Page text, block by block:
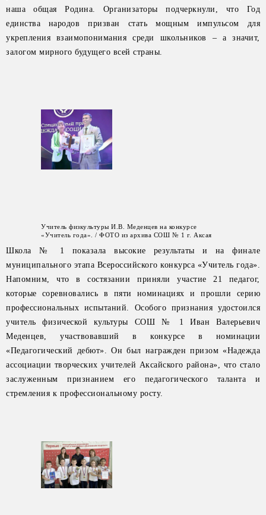
наша общая Родина. Организаторы подчеркнули, что Год
единства народов призван стать мощным импульсом для
укрепления взаимопонимания среди школьников – а значит,
залогом мирного будущего всей страны.
Учитель физкультуры И.В. Меденцев на конкурсе
«Учитель года». / ФОТО из архива СОШ № 1 г. Аксая
Школа № 1 показала высокие результаты и на финале
муниципального этапа Всероссийского конкурса «Учитель года».
Напомним, что в состязании приняли участие 21 педагог,
которые соревновались в пяти номинациях и прошли серию
профессиональных испытаний. Особого признания удостоился
учитель физической культуры СОШ № 1 Иван Валерьевич
Меденцев, участвовавший в конкурсе в номинации
«Педагогический дебют». Он был награжден призом «Надежда
ассоциации творческих учителей Аксайского района», что стало
заслуженным признанием его педагогического таланта и
стремления к профессиональному росту.